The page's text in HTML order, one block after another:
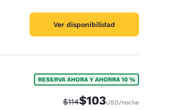
Ver disponibilidad
RESERVA AHORA Y AHORRA 10 %
Precio tachado:
$114Precio con descuento:
$103USD/noche